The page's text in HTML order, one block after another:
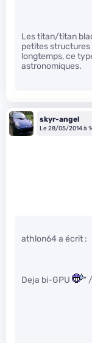
Les titan/titan
petites structures
longtemps, ce
astronomiques.
skyr-angel
Le 28/05/2014 à
athlon64 a écrit :
Deja bi-GPU "